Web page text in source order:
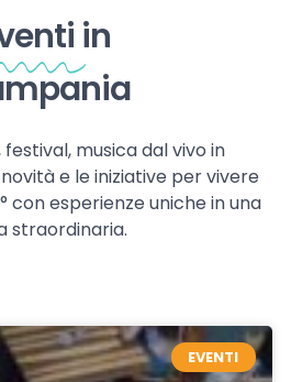
in
musica dal vivo in
e le iniziative per vivere
con esperienze uniche in una
straordinaria.
EVENTI